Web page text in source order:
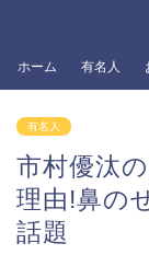
ホーム 有名人
有名人
市村優汰
理由!鼻の
話題